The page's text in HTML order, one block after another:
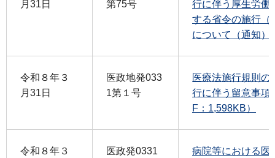
月31日
第75号
行に伴う厚生労働
する省令の施行（
について（通知）
令和８年３
月31日
医政地発033
1第１号
医療法施行規則の
行に伴う留意事項
F：1,598KB）
令和８年３
医政発0331
病院等における医